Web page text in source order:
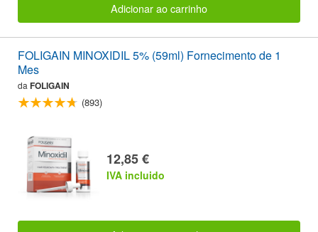
Adicionar ao carrinho
FOLIGAIN MINOXIDIL 5% (59ml) Fornecimento de 1
Mes
daFOLIGAIN
(893)
12,85 €
IVA incluido